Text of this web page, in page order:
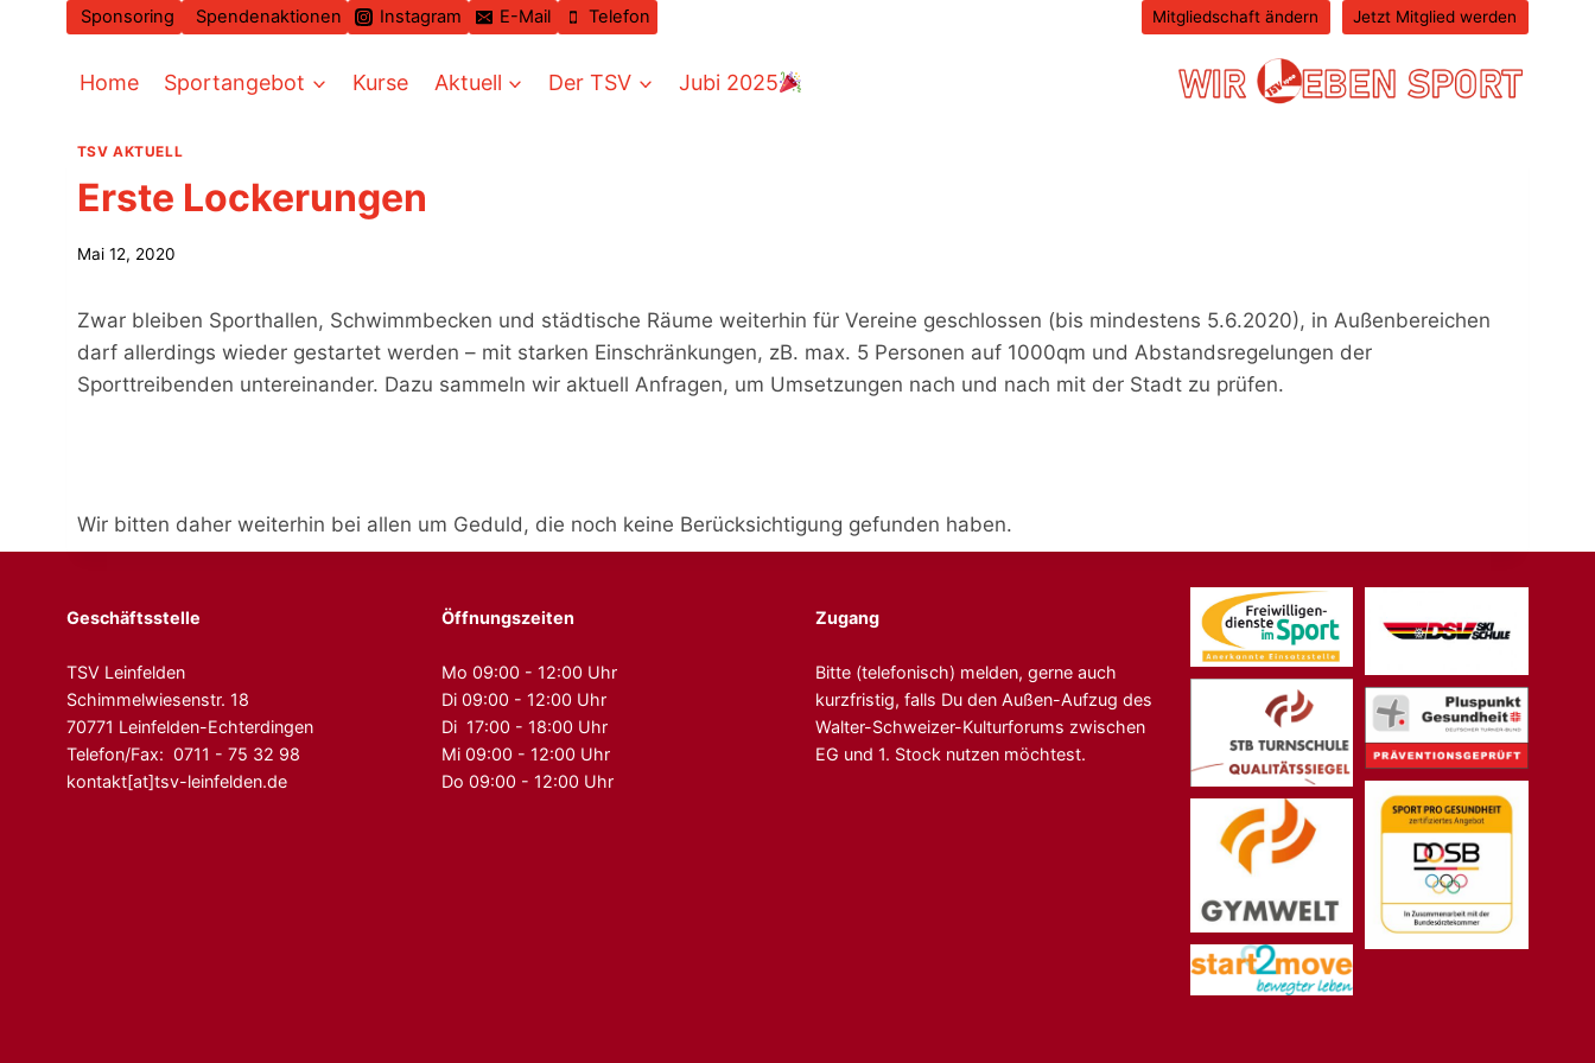
Sponsoring Spendenaktionen Instagram E-Mail Telefon Mitgliedschaft ändern Jetzt Mitglied werden
Home Sportangebot Kurse Aktuell Der TSV Jubi 2025
TSV AKTUELL
Erste Lockerungen
Mai 12, 2020
Zwar bleiben Sporthallen, Schwimmbecken und städtische Räume weiterhin für Vereine geschlossen (bis mindestens 5.6.2020), in Außenbereichen
darf allerdings wieder gestartet werden – mit starken Einschränkungen, zB. max. 5 Personen auf 1000qm und Abstandsregelungen der
Sporttreibenden untereinander. Dazu sammeln wir aktuell Anfragen, um Umsetzungen nach und nach mit der Stadt zu prüfen.
Wir bitten daher weiterhin bei allen um Geduld, die noch keine Berücksichtigung gefunden haben.
Geschäftsstelle
TSV Leinfelden
Schimmelwiesenstr. 18
70771 Leinfelden-Echterdingen
Telefon/Fax: 0711 - 75 32 98
kontakt[at]tsv-leinfelden.de
Öffnungszeiten
Mo 09:00 - 12:00 Uhr
Di 09:00 - 12:00 Uhr
Di 17:00 - 18:00 Uhr
Mi 09:00 - 12:00 Uhr
Do 09:00 - 12:00 Uhr
Zugang
Bitte (telefonisch) melden, gerne auch
kurzfristig, falls Du den Außen-Aufzug des
Walter-Schweizer-Kulturforums zwischen
EG und 1. Stock nutzen möchtest.